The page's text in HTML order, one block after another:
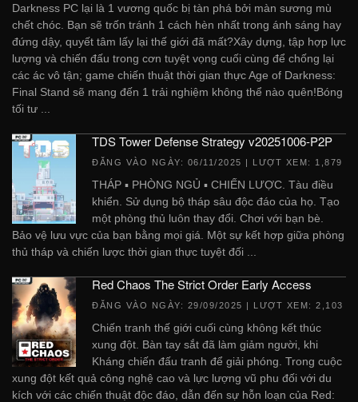
Darkness PC lại là 1 vương quốc bị tàn phá bởi màn sương mù
chết chóc. Bạn sẽ trốn tránh 1 cách hèn nhất trong ánh sáng hay
đứng dậy, quyết tâm lấy lại thế giới đã mất?Xây dựng, tập hợp lực
lượng và chiến đấu trong cơn tuyệt vọng cuối cùng để chống lại
các ác vô tận; game chiến thuật thời gian thực Age of Darkness:
Final Stand sẽ mang đến 1 trải nghiệm không thể nào quên!Bóng
tối tư ...
TDS Tower Defense Strategy v20251006-P2P
ĐĂNG VÀO NGÀY: 06/11/2025 | LƯỢT XEM: 1,879
THÁP ▪ PHÒNG NGỦ ▪ CHIẾN LƯỢC. Tàu điều
khiển. Sử dụng bộ tháp sâu độc đáo của họ. Tạo
một phòng thủ luôn thay đổi. Chơi với bạn bè.
Bảo vệ lưu vực của bạn bằng mọi giá. Một sự kết hợp giữa phòng
thủ tháp và chiến lược thời gian thực tuyệt đối ...
Red Chaos The Strict Order Early Access
ĐĂNG VÀO NGÀY: 29/09/2025 | LƯỢT XEM: 2,103
Chiến tranh thế giới cuối cùng không kết thúc
xung đột. Bàn tay sắt đã làm giảm người, khi
Kháng chiến đấu tranh để giải phóng. Trong cuộc
xung đột kết quả công nghệ cao và lực lượng vũ phu đối với du
kích với các chiến thuật độc đáo, dẫn đến sự hỗn loạn của Red: